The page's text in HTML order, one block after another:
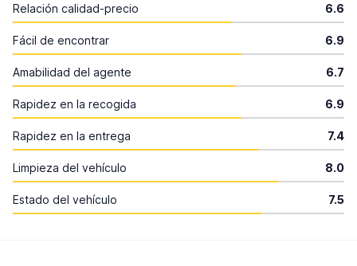
Relación calidad-precio 6.6
Fácil de encontrar 6.9
Amabilidad del agente 6.7
Rapidez en la recogida 6.9
Rapidez en la entrega 7.4
Limpieza del vehículo 8.0
Estado del vehículo 7.5